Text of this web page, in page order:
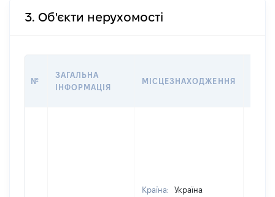
3. Об'єкти нерухомості
№
ЗАГАЛЬНА
ІНФОРМАЦІЯ
МІСЦЕЗНАХОДЖЕННЯ
Країна:
Україна